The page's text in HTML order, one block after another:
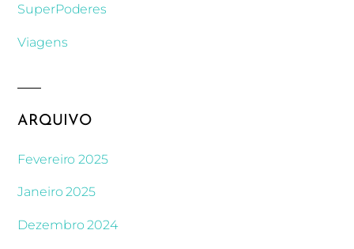
SuperPoderes
Viagens
ARQUIVO
Fevereiro 2025
Janeiro 2025
Dezembro 2024